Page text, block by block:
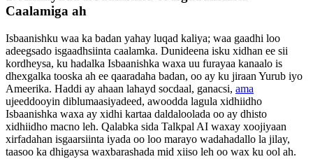
Caalamiga ah
Isbaanishku waa ka badan yahay luqad kaliya; waa gaadhi loo
adeegsado isgaadhsiinta caalamka. Dunideena isku xidhan ee sii
kordheysa, ku hadalka Isbaanishka waxa uu furayaa kanaalo is
dhexgalka tooska ah ee qaaradaha badan, oo ay ku jiraan Yurub iyo
Ameerika. Haddi ay ahaan lahayd socdaal, ganacsi, ama
ujeeddooyin diblumaasiyadeed, awoodda lagula xidhiidho
Isbaanishka waxa ay xidhi kartaa daldaloolada oo ay dhisto
xidhiidho macno leh. Qalabka sida Talkpal AI waxay xoojiyaan
xirfadahan isgaarsiinta iyada oo loo marayo wadahadallo la jilay,
taasoo ka dhigaysa waxbarashada mid xiiso leh oo wax ku ool ah.